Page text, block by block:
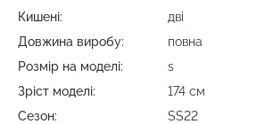
Кишені:
дві
Довжина виробу:
повна
Розмір на моделі:
s
Зріст моделі:
174 см
Сезон:
SS22